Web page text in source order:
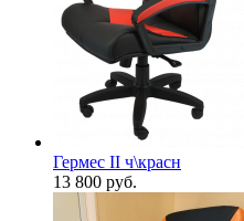
Гермес II ч\красн
13 800 руб.